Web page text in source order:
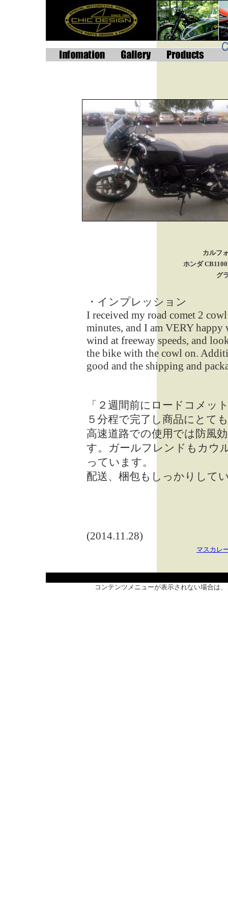
カルフ
ホンダ
グ
・インプレッション
I received my road comet 2
minutes, and I am VERY
wind at freeway speeds, and
the bike with the cowl on.
good and the shipping and
「２週間前にロードコメッ
５分程で完了し商品にとて
高速道路での使用では防風
す。ガールフレンドもカウ
っています。
配送、梱包もしっかりして
(2014.11.28)
マスカレ
コンテンツメニューが表示されない場合は